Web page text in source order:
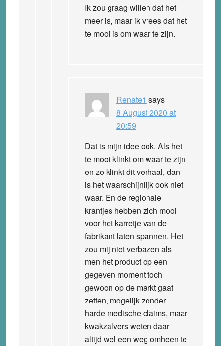
Ik zou graag willen dat het
meer is, maar ik vrees dat het
te mooi is om waar te zijn.
Renate1 says
8 August 2020 at
20:59
Dat is mijn idee ook. Als het
te mooi klinkt om waar te zijn
en zo klinkt dit verhaal, dan
is het waarschijnlijk ook niet
waar. En de regionale
krantjes hebben zich mooi
voor het karretje van de
fabrikant laten spannen. Het
zou mij niet verbazen als
men het product op een
gegeven moment toch
gewoon op de markt gaat
zetten, mogelijk zonder
harde medische claims, maar
kwakzalvers weten daar
altijd wel een weg omheen te